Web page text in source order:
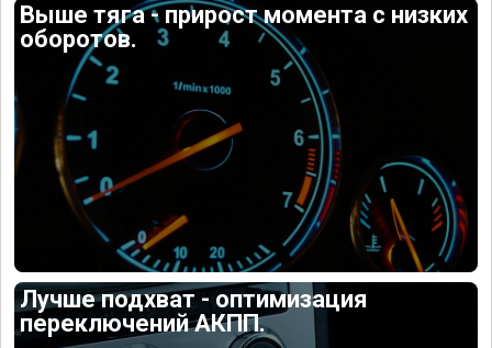
Выше тяга - прирост момента с низких
оборотов.
Лучше подхват - оптимизация
переключений АКПП.